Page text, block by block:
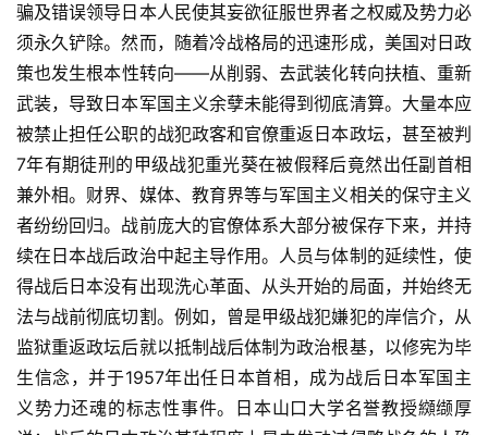
骗及错误领导日本人民使其妄欲征服世界者之权威及势力必
须永久铲除。然而，随着冷战格局的迅速形成，美国对日政
策也发生根本性转向——从削弱、去武装化转向扶植、重新
武装，导致日本军国主义余孽未能得到彻底清算。大量本应
被禁止担任公职的战犯政客和官僚重返日本政坛，甚至被判
7年有期徒刑的甲级战犯重光葵在被假释后竟然出任副首相
兼外相。财界、媒体、教育界等与军国主义相关的保守主义
者纷纷回归。战前庞大的官僚体系大部分被保存下来，并持
续在日本战后政治中起主导作用。人员与体制的延续性，使
得战后日本没有出现洗心革面、从头开始的局面，并始终无
法与战前彻底切割。例如，曾是甲级战犯嫌犯的岸信介，从
监狱重返政坛后就以抵制战后体制为政治根基，以修宪为毕
生信念，并于1957年出任日本首相，成为战后日本军国主
义势力还魂的标志性事件。日本山口大学名誉教授纐缬厚